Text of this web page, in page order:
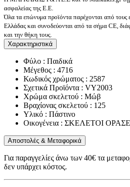
ασφαλείας της Ε.Ε.
Όλα τα επώνυμα προϊόντα παρέχονται από τους
Ελλάδας και συνοδεύονται από τα σήμα CE,
και την θήκη τους.
Χαρακτηριστικά
Φύλο : Παιδικά
Μέγεθος : 4716
Κωδικός χρώματος : 2587
Σχετικά Προϊόντα : VY2003
Χρώμα σκελετού : Μώβ
Βραχίονας σκελετού : 125
Υλικό : Πάστινο
Οικογένεια : ΣΚΕΛΕΤΟΙ
Αποστολές & Μεταφορικά
Για παραγγελίες άνω των 40€ τα
δεν υπάρχει κόστος.